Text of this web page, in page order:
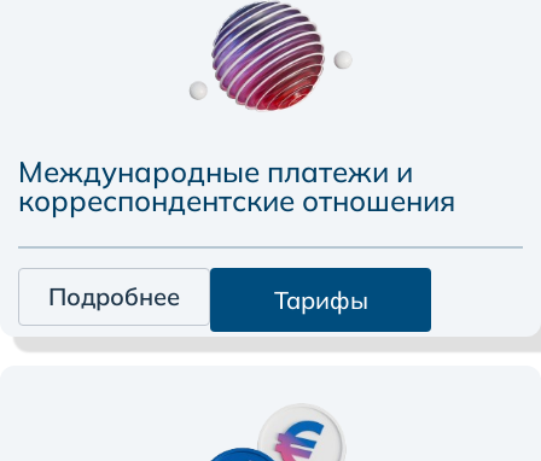
Международные платежи и
корреспондентские отношения
Подробнее Тарифы